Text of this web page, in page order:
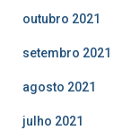
outubro 2021
setembro 2021
agosto 2021
julho 2021